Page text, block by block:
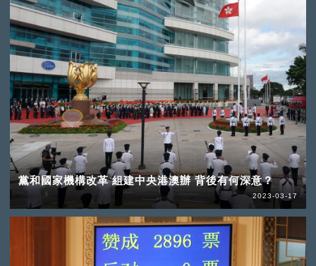
黨和國家機構改革 組建中央港澳辦 背後有何深意？
2023-03-17